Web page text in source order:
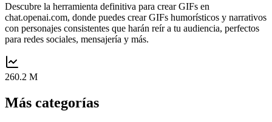
Descubre la herramienta definitiva para crear GIFs en
chat.openai.com, donde puedes crear GIFs humorísticos y narrativos
con personajes consistentes que harán reír a tu audiencia, perfectos
para redes sociales, mensajería y más.
260.2 M
Más categorías